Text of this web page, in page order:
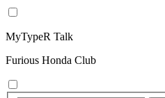
MyTypeR Talk
Furious Honda Club